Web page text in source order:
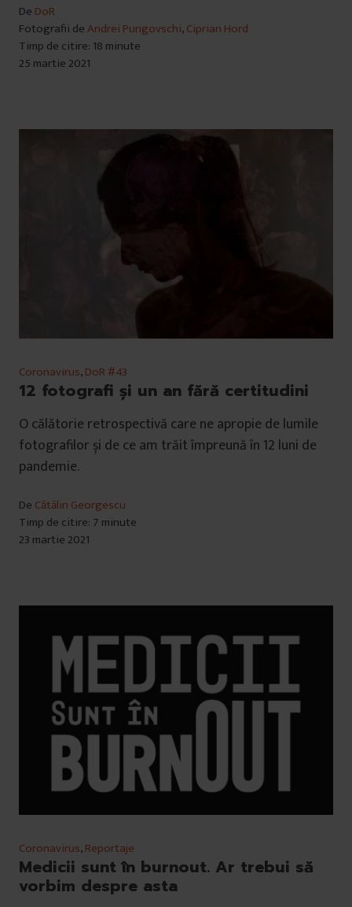
De DoR
Fotografii deAndrei Pungovschi,Ciprian Hord
Timp de citire: 18 minute
25 martie 2021
Coronavirus,DoR #43
12 fotografi și un an fără certitudini
O călătorie retrospectivă care ne apropie de lumile
fotografilor și de ce am trăit împreună în 12 luni de
pandemie.
De Cătălin Georgescu
Timp de citire: 7 minute
23 martie 2021
Coronavirus,Reportaje
Medicii sunt în burnout. Ar trebui să
vorbim despre asta